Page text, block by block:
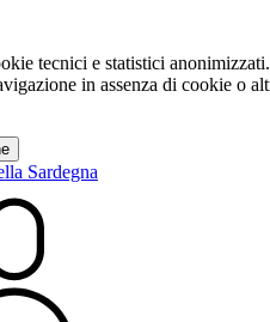
tecnici e statistici
in assenza di cookie o
Sardegna